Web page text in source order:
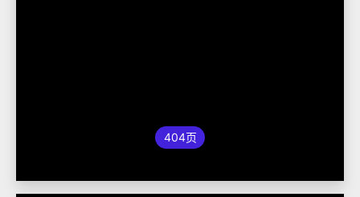
404页